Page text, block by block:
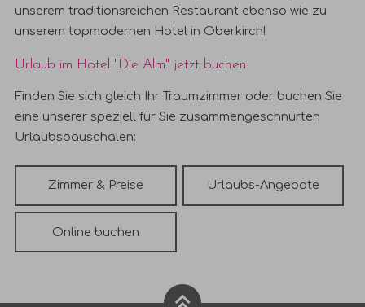
unserem traditionsreichen Restaurant ebenso wie zu
unserem topmodernen Hotel in Oberkirch!
Urlaub im Hotel "Die Alm" jetzt buchen
Finden Sie sich gleich Ihr Traumzimmer oder buchen Sie
eine unserer speziell für Sie zusammengeschnürten
Urlaubspauschalen:
Zimmer & Preise Urlaubs-Angebote
Online buchen